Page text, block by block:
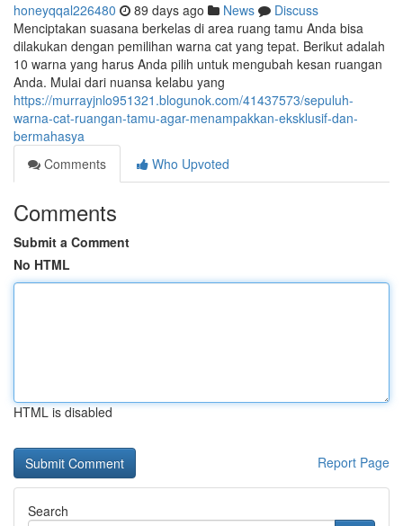
honeyqqal226480 89 days ago News
Discuss
Menciptakan suasana berkelas di area ruang tamu Anda bisa
dilakukan dengan pemilihan warna cat yang tepat. Berikut adalah
10 warna yang harus Anda pilih untuk mengubah kesan ruangan
Anda. Mulai dari nuansa kelabu yang
https://murrayjnlo951321.blogunok.com/41437573/sepuluh-
warna-cat-ruangan-tamu-agar-menampakkan-eksklusif-dan-
bermahasya
Comments
Who Upvoted
Comments
Submit a Comment
No HTML
HTML is disabled
Report Page
Search